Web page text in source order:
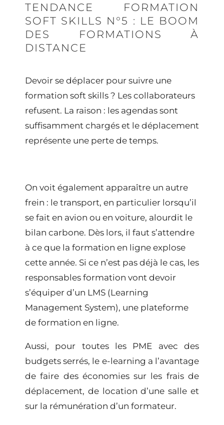
TENDANCE FORMATION
SOFT SKILLS N°5 : LE BOOM
DES FORMATIONS À
DISTANCE
Devoir se déplacer pour suivre une
formation soft skills ? Les collaborateurs
refusent. La raison : les agendas sont
suffisamment chargés et le déplacement
représente une perte de temps.
On voit également apparaître un autre
frein : le transport, en particulier lorsqu’il
se fait en avion ou en voiture, alourdit le
bilan carbone. Dès lors, il faut s’attendre
à ce que la formation en ligne explose
cette année. Si ce n’est pas déjà le cas, les
responsables formation vont devoir
s’équiper d’un LMS (Learning
Management System), une plateforme
de formation en ligne.
Aussi, pour toutes les PME avec des
budgets serrés, le e-learning a l’avantage
de faire des économies sur les frais de
déplacement, de location d’une salle et
sur la rémunération d’un formateur.